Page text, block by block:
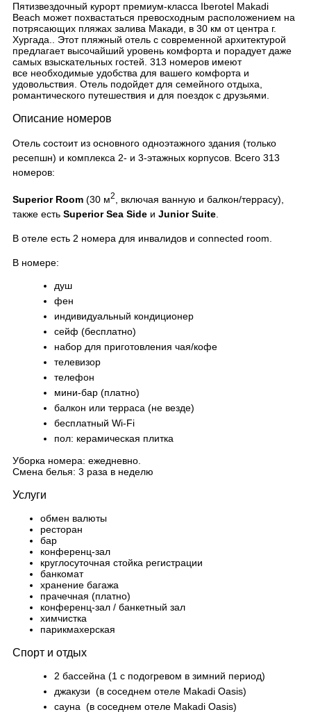
Пятизвездочный курорт премиум-класса Iberotel Makadi
Beach может похвастаться превосходным расположением на
потрясающих пляжах залива Макади, в 30 км от центра г.
Хургада.. Этот пляжный отель с современной архитектурой
предлагает высочайший уровень комфорта и порадует даже
самых взыскательных гостей. 313 номеров имеют
все необходимые удобства для вашего комфорта и
удовольствия. Отель подойдет для семейного отдыха,
романтического путешествия и для поездок с друзьями.
Описание номеров
Отель состоит из основного одноэтажного здания (только
ресепшн) и комплекса 2- и 3-этажных корпусов. Всего 313
номеров:
Superior Room (30 м2
, включая ванную и балкон/террасу),
также есть Superior Sea Side и Junior Suite
В отеле есть 2 номера для инвалидов и connected room.
В номере:
душ
фен
индивидуальный кондиционер
сейф (бесплатно)
набор для приготовления чая/кофе
телевизор
телефон
мини-бар (платно)
балкон или терраса (не везде)
бесплатный Wi-Fi
пол: керамическая плитка
Уборка номера: ежедневно.
Смена белья: 3 раза в неделю
Услуги
обмен валюты
ресторан
бар
конференц-зал
круглосуточная стойка регистрации
банкомат
хранение багажа
прачечная (платно)
конференц-зал / банкетный зал
химчистка
парикмахерская
Спорт и отдых
2 бассейна (1 с подогревом в зимний период)
джакузи (в соседнем отеле Makadi Oasis)
сауна (в соседнем отеле Makadi Oasis)